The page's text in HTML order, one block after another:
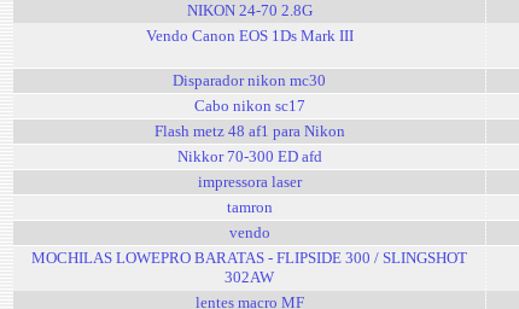
NIKON 24-70 2.8G
Vendo Canon EOS 1Ds Mark III
Disparador nikon mc30
Cabo nikon sc17
Flash metz 48 af1 para Nikon
Nikkor 70-300 ED afd
impressora laser
tamron
vendo
MOCHILAS LOWEPRO BARATAS - FLIPSIDE 300 / SLINGSHOT
302AW
lentes macro MF